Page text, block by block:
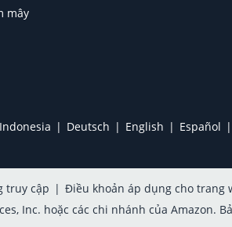
mây
Deutsch English Español
truy cập | Điều khoản áp dụng cho trang
Inc. hoặc các chi nhánh của Amazon.